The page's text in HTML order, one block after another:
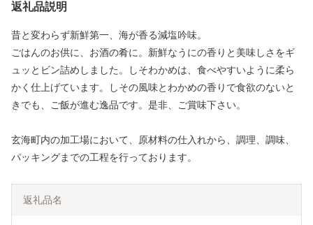
返礼品説明
昔と変わらず新鮮第一、海が香る減塩吟味。
ごはんのお供に、お酒の肴に。新鮮なうにの香りと美味しさをギ
ュッとビン詰めしました。しそわかめは、食べやすいように柔ら
かく仕上げています。しその風味とわかめの香りで食欲のないと
きでも、ご飯が進む逸品です。是非、ご賞味下さい。
玄海町内の加工場において、原材料の仕入れから、調理、調味、
パッキングまでの工程を行っております。
返礼品名